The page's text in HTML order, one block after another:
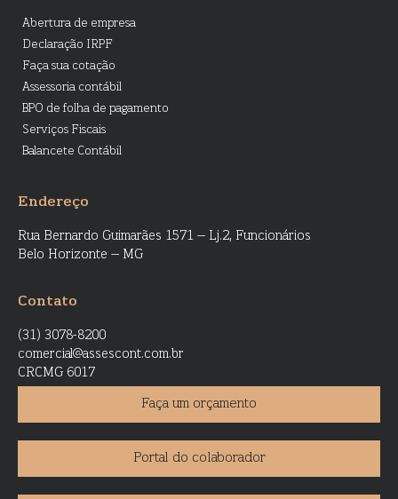
Abertura de empresa
Declaração IRPF
Faça sua cotação
Assessoria contábil
BPO de folha de pagamento
Serviços Fiscais
Balancete Contábil
Endereço
Rua Bernardo Guimarães 1571 – Lj.2, Funcionários
Belo Horizonte – MG
Contato
(31) 3078-8200
comercial@assescont.com.br
CRCMG 6017
Faça um orçamento
Portal do colaborador